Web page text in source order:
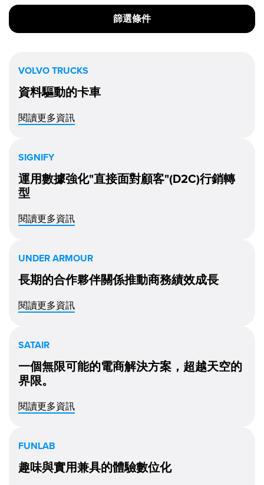
篩選條件
VOLVO TRUCKS
資料驅動的卡車
閱讀更多資訊
SIGNIFY
運用數據強化"直接面對顧客"(D2C)行銷轉
型
閱讀更多資訊
UNDER ARMOUR
長期的合作夥伴關係推動商務績效成長
閱讀更多資訊
SATAIR
一個無限可能的電商解決方案，超越天空的
界限。
閱讀更多資訊
FUNLAB
趣味與實用兼具的體驗數位化